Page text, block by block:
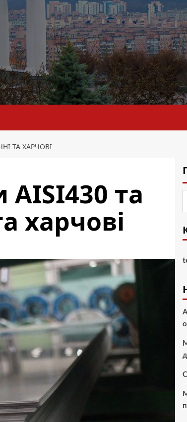
ТА ХАРЧОВІ
та
харчові